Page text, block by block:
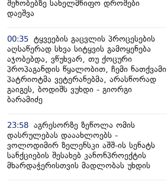
შენობებზე სახელმწიფო დროშები
დაეშვა
00:35 ტყვეების გაცვლის პროცესების
აღსაწერად სხვა სიტყვის გამოყენება
აჯობებდა, ვწუხვარ, თუ ქოცური
პროპაგანდის წყალობით, ჩემი ნათქვამი
პატრიოტმა ვეტერანებმა, არასწორად
გაიგეს, ბოდიშს ვუხდი - გიორგი
ბარამიძე
23:58 აგრესორზე ზეწოლა ომის
დასრულებას დააახლოებს -
ვოლოდიმირ ზელენსკი აშშ-ის სენატს
სანქციების შესახებ კანონპროექტის
მხარდაჭერისთვის მადლობას უხდის